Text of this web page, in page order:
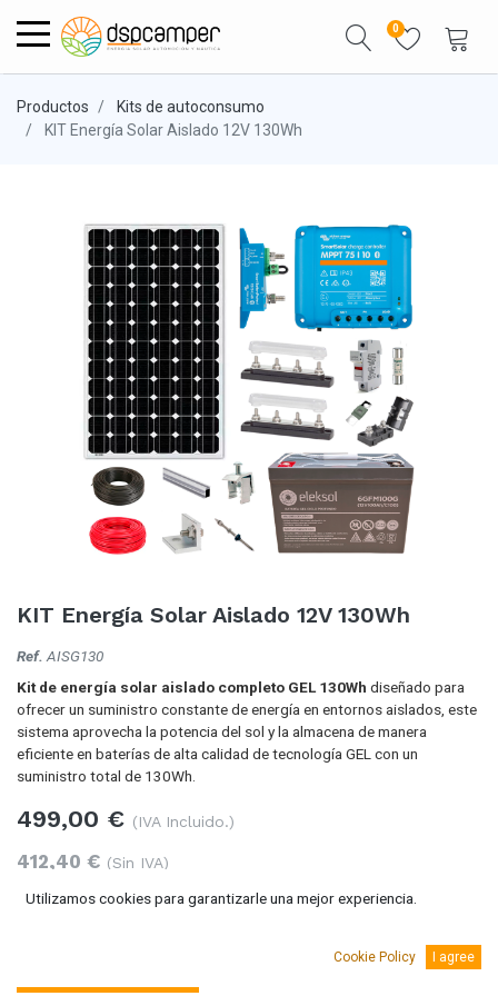
0
Productos
Kits de autoconsumo
KIT Energía Solar Aislado 12V 130Wh
KIT Energía Solar Aislado 12V 130Wh
Ref. AISG130
Kit de energía solar aislado completo GEL 130Wh diseñado para
ofrecer un suministro constante de energía en entornos aislados, este
sistema aprovecha la potencia del sol y la almacena de manera
eficiente en baterías de alta calidad de tecnología GEL con un
suministro total de 130Wh.
499,00 € (IVA Incluido.)
412,40 € (Sin IVA)
Utilizamos cookies para garantizarle una mejor experiencia.
Cookie Policy I agree